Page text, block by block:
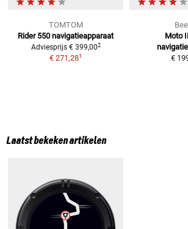
TOMTOM
Rider 550 navigatieapparaat
Adviesprijs € 399,002
€ 271,281
Moto
€
Laatst bekeken artikelen